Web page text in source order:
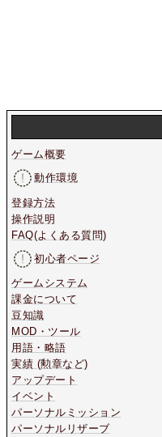
ゲーム概要
動作環境
登録方法
操作説明
FAQ(よくある質問)
初心者ページ
ゲームシステム
課金について
豆知識
MOD・ツール
用語・略語
実績 (勲章など)
アップデート
イベント
パーソナルミッション
パーソナルリザーブ